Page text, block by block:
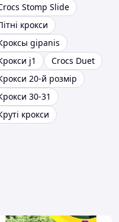
Stomp Slide
крокси
gipanis
j1
Crocs Duet
20-й розмір
30-31
крокси